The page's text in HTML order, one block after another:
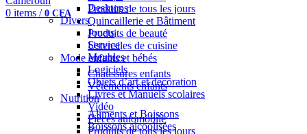
0 items / 0 CFA
Produits de tous les jours
Quincaillerie et Bâtiment
Produits de beauté
Ustensiles de cuisine
Mode enfants et bébés
Chaussures enfants
Vêtements enfants
Nutrition
Aliments et Boissons
Boissons alcoolisées
Desktops
Divers
Jouets
Service
Meubles
Logiciels
Objets d’art et decoration
Livres et Manuels scolaires
Vidéo
Pièces automobile
Produits de tous les jours